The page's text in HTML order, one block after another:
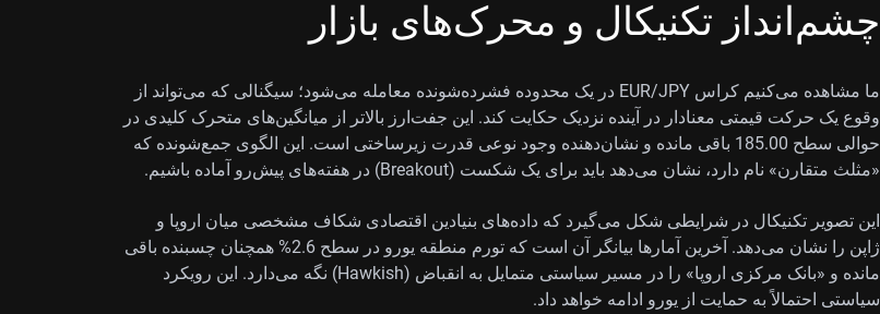
چشم‌انداز تکنیکال و محرک‌های بازار
ما مشاهده می‌کنیم کراس EUR/JPY در یک محدوده فشرده‌شونده معامله می‌شود؛ سیگنالی که می‌تواند از
وقوع یک حرکت قیمتی معنادار در آینده نزدیک حکایت کند. این جفت‌ارز بالاتر از میانگین‌های متحرک کلیدی در
حوالی سطح 185.00 باقی مانده و نشان‌دهنده وجود نوعی قدرت زیرساختی است. این الگوی جمع‌شونده که
«مثلث متقارن» نام دارد، نشان می‌دهد باید برای یک شکست (Breakout) در هفته‌های پیش‌رو آماده باشیم.
این تصویر تکنیکال در شرایطی شکل می‌گیرد که داده‌های بنیادین اقتصادی شکاف مشخصی میان اروپا و
ژاپن را نشان می‌دهد. آخرین آمارها بیانگر آن است که تورم منطقه یورو در سطح 2.6% همچنان چسبنده باقی
مانده و «بانک مرکزی اروپا» را در مسیر سیاستی متمایل به انقباض (Hawkish) نگه می‌دارد. این رویکرد
سیاستی احتمالاً به حمایت از یورو ادامه خواهد داد.